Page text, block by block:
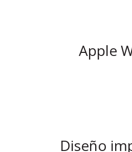
Apple
Diseño